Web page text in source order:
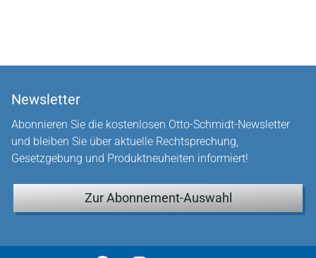
Newsletter
Abonnieren Sie die kostenlosen Otto-Schmidt-Newsletter
und bleiben Sie über aktuelle Rechtsprechung,
Gesetzgebung und Produktneuheiten informiert!
Zur Abonnement-Auswahl